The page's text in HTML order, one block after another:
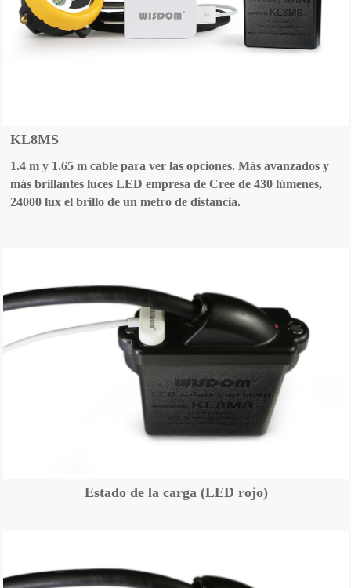
KL8MS
1.4 m y 1.65 m cable para ver las opciones. Más avanzados y
más brillantes luces LED empresa de Cree de 430 lúmenes,
24000 lux el brillo de un metro de distancia.
Estado de la carga (LED rojo)